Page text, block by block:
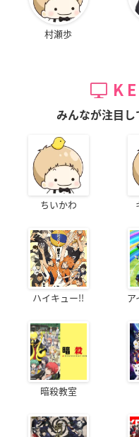
村瀬歩
みんなが注目し
ちいかわ
ハイキュー!! ア
暗殺教室